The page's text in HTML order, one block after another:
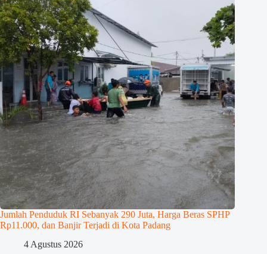
Jumlah Penduduk RI Sebanyak 290 Juta, Harga Beras SPHP
Rp11.000, dan Banjir Terjadi di Kota Padang
4 Agustus 2026